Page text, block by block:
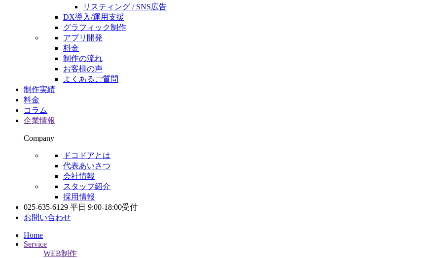
リスティング / SNS広告
DX導入/運用支援
グラフィック制作
アプリ開発
料金
制作の流れ
お客様の声
よくあるご質問
制作実績
料金
コラム
企業情報
Company
ドコドアとは
代表あいさつ
会社情報
スタッフ紹介
採用情報
025-635-6129 平日 9:00-18:00受付
お問い合わせ
Home
Service
WEB制作